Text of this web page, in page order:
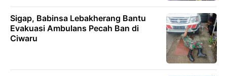
Sigap, Babinsa Lebakherang Bantu
Evakuasi Ambulans Pecah Ban di
Ciwaru